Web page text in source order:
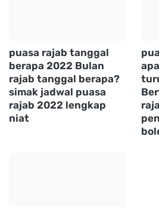
puasa rajab tanggal
berapa 2022 Bulan
rajab tanggal berapa?
simak jadwal puasa
rajab 2022 lengkap
niat